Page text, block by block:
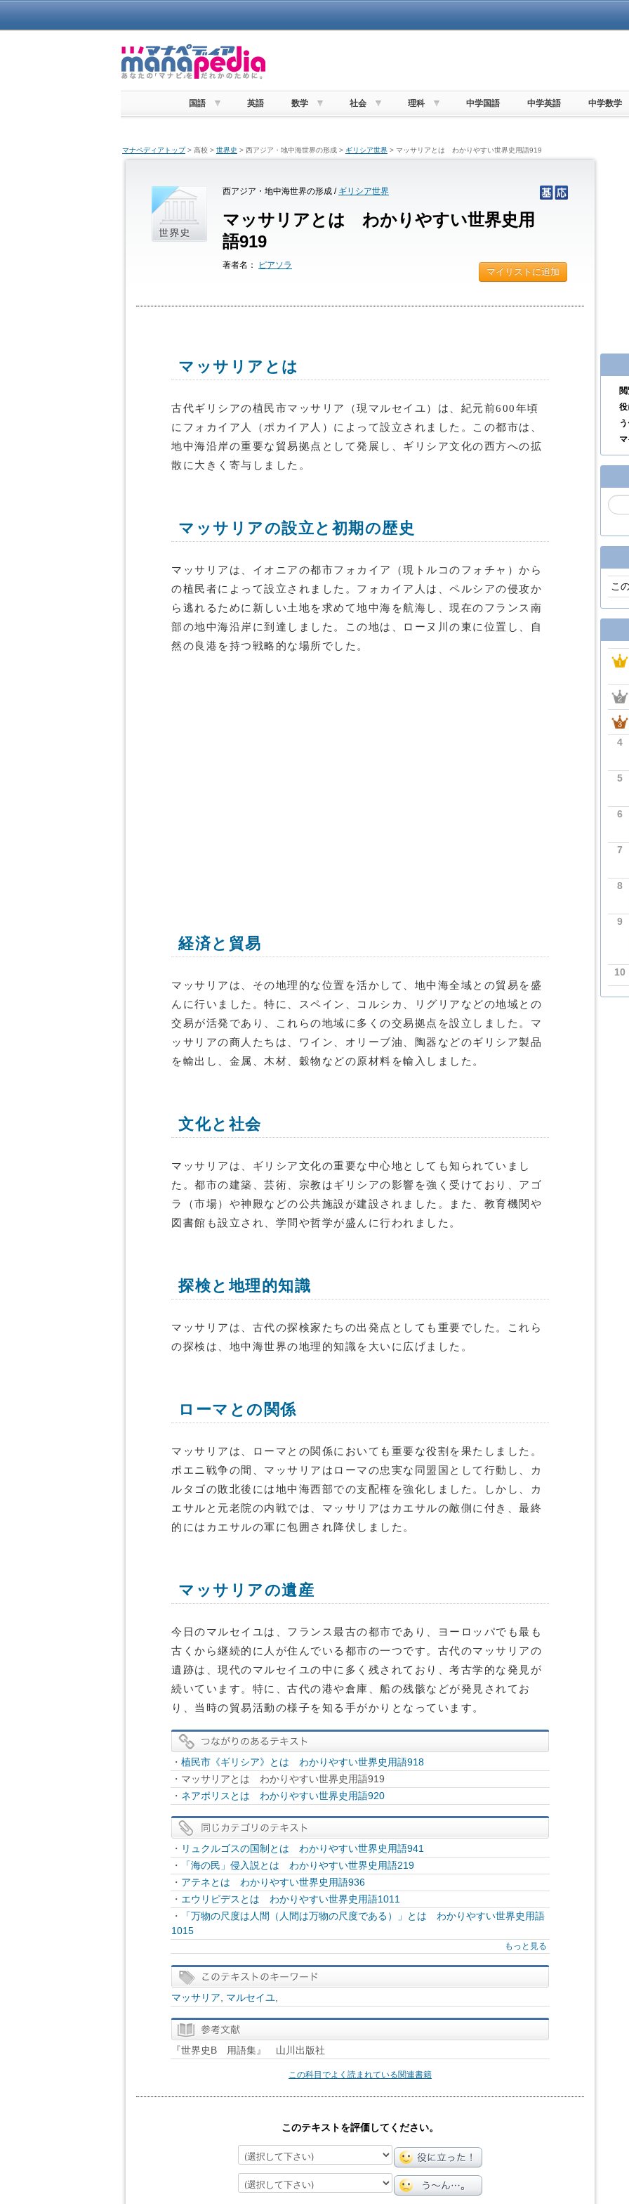
国語 英語 数学 社会 理科 中学国語 中学英語 中学数学
マナペディアトップ> 高校 > 世界史 > 西アジア・地中海世界の形成 > ギリシア世界 > マッサリアとは わかりやすい世界史用語919
西アジア・地中海世界の形成 / ギリシア世界
マッサリアとは わかりやすい世界史用
語919
著者名： ピアソラ
マイリストに追加
マッサリアとは
古代ギリシアの植民市マッサリア（現マルセイユ）は、紀元前600年頃
にフォカイア人（ポカイア人）によって設立されました。この都市は、
地中海沿岸の重要な貿易拠点として発展し、ギリシア文化の西方への拡
散に大きく寄与しました。
マッサリアの設立と初期の歴史
マッサリアは、イオニアの都市フォカイア（現トルコのフォチャ）から
の植民者によって設立されました。フォカイア人は、ペルシアの侵攻か
ら逃れるために新しい土地を求めて地中海を航海し、現在のフランス南
部の地中海沿岸に到達しました。この地は、ローヌ川の東に位置し、自
然の良港を持つ戦略的な場所でした。
経済と貿易
マッサリアは、その地理的な位置を活かして、地中海全域との貿易を盛
んに行いました。特に、スペイン、コルシカ、リグリアなどの地域との
交易が活発であり、これらの地域に多くの交易拠点を設立しました。マ
ッサリアの商人たちは、ワイン、オリーブ油、陶器などのギリシア製品
を輸出し、金属、木材、穀物などの原材料を輸入しました。
文化と社会
マッサリアは、ギリシア文化の重要な中心地としても知られていまし
た。都市の建築、芸術、宗教はギリシアの影響を強く受けており、アゴ
ラ（市場）や神殿などの公共施設が建設されました。また、教育機関や
図書館も設立され、学問や哲学が盛んに行われました。
探検と地理的知識
マッサリアは、古代の探検家たちの出発点としても重要でした。これら
の探検は、地中海世界の地理的知識を大いに広げました。
ローマとの関係
マッサリアは、ローマとの関係においても重要な役割を果たしました。
ポエニ戦争の間、マッサリアはローマの忠実な同盟国として行動し、カ
ルタゴの敗北後には地中海西部での支配権を強化しました。しかし、カ
エサルと元老院の内戦では、マッサリアはカエサルの敵側に付き、最終
的にはカエサルの軍に包囲され降伏しました。
マッサリアの遺産
今日のマルセイユは、フランス最古の都市であり、ヨーロッパでも最も
古くから継続的に人が住んでいる都市の一つです。古代のマッサリアの
遺跡は、現代のマルセイユの中に多く残されており、考古学的な発見が
続いています。特に、古代の港や倉庫、船の残骸などが発見されてお
り、当時の貿易活動の様子を知る手がかりとなっています。
・ 植民市《ギリシア》とは わかりやすい世界史用語918
・マッサリアとは わかりやすい世界史用語919
・ ネアポリスとは わかりやすい世界史用語920
・ リュクルゴスの国制とは わかりやすい世界史用語941
・
「海の民」侵入説とは わかりやすい世界史用語219
・ アテネとは わかりやすい世界史用語936
・ エウリピデスとは わかりやすい世界史用語1011
・
「万物の尺度は人間（人間は万物の尺度である）」とは わかりやすい世界史用語
1015
もっと見る
マッサリア マルセイユ
『世界史B 用語集』 山川出版社
この科目でよく読まれている関連書籍
このテキストを評価してください。
こ
4
5
6
7
8
9
10